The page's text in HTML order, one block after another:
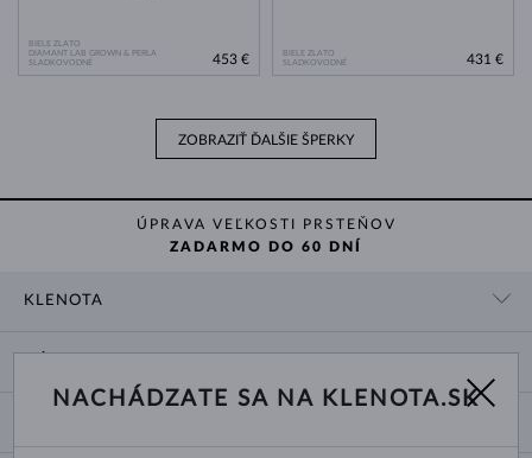
BIELE ZLATO
DIAMANT LAB GROWN & PERLA
SLADKOVODNÉ
453 €
BIELE ZLATO
SLADKOVODNÉ
431 €
ZOBRAZIŤ ĎALŠIE ŠPERKY
ÚPRAVA VEĽKOSTI PRSTEŇOV
ZADARMO DO 60 DNÍ
KLENOTA
O NÁS
DODANIE A PLATBA ZA TOVAR
NACHÁDZATE SA NA KLENOTA.SK